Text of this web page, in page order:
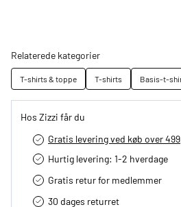
Relaterede kategorier
T-shirts & toppe T-shirts Basis-t-
Hos Zizzi får du
Gratis levering ved køb over
Hurtig levering­: 1-2 hverdage
Gratis retur for medlemmer
30 dages returret